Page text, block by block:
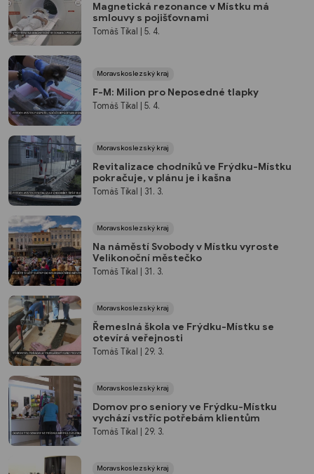
Magnetická rezonance v Místku má
smlouvy s pojišťovnami
Tomáš Tikal | 5. 4.
Moravskoslezský kraj
F-M: Milion pro Neposedné tlapky
Tomáš Tikal | 5. 4.
Moravskoslezský kraj
Revitalizace chodníků ve Frýdku-Místku
pokračuje, v plánu je i kašna
Tomáš Tikal | 31. 3.
Moravskoslezský kraj
Na náměstí Svobody v Místku vyroste
Velikonoční městečko
Tomáš Tikal | 31. 3.
Moravskoslezský kraj
Řemeslná škola ve Frýdku-Místku se
otevírá veřejnosti
Tomáš Tikal | 29. 3.
Moravskoslezský kraj
Domov pro seniory ve Frýdku-Místku
vychází vstříc potřebám klientům
Tomáš Tikal | 29. 3.
Moravskoslezský kraj